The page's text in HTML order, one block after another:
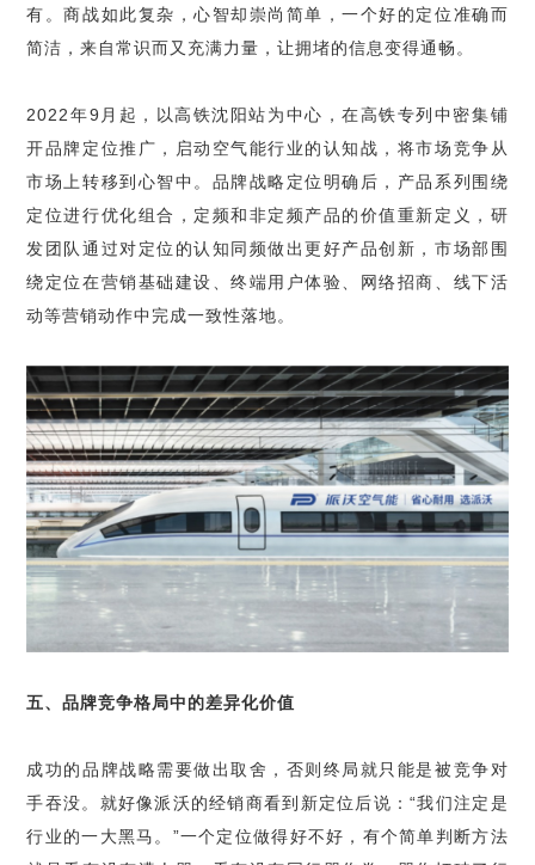
有。商战如此复杂，心智却崇尚简单，一个好的定位准确而
简洁，来自常识而又充满力量，让拥堵的信息变得通畅。
2022年9月起，以高铁沈阳站为中心，在高铁专列中密集铺
开品牌定位推广，启动空气能行业的认知战，将市场竞争从
市场上转移到心智中。品牌战略定位明确后，产品系列围绕
定位进行优化组合，定频和非定频产品的价值重新定义，研
发团队通过对定位的认知同频做出更好产品创新，市场部围
绕定位在营销基础建设、终端用户体验、网络招商、线下活
动等营销动作中完成一致性落地。
五、品牌竞争格局中的差异化价值
成功的品牌战略需要做出取舍，否则终局就只能是被竞争对
手吞没。就好像派沃的经销商看到新定位后说：“我们注定是
行业的一大黑马。”一个定位做得好不好，有个简单判断方法